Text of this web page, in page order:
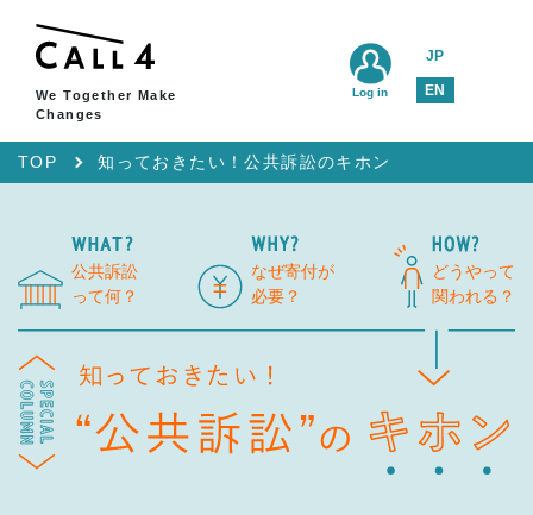
We Together Make
Changes
JP
EN
Log in
TOP 知っておきたい！公共訴訟のキホン
公共訴訟
って何？
なぜ寄付が
必要？
どうやって
関われる？